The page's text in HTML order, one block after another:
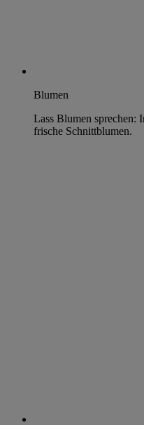
Blumen
Lass Blumen sprechen:
frische Schnittblumen.